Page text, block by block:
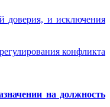
доверия, и исключения
конфликта
на должность